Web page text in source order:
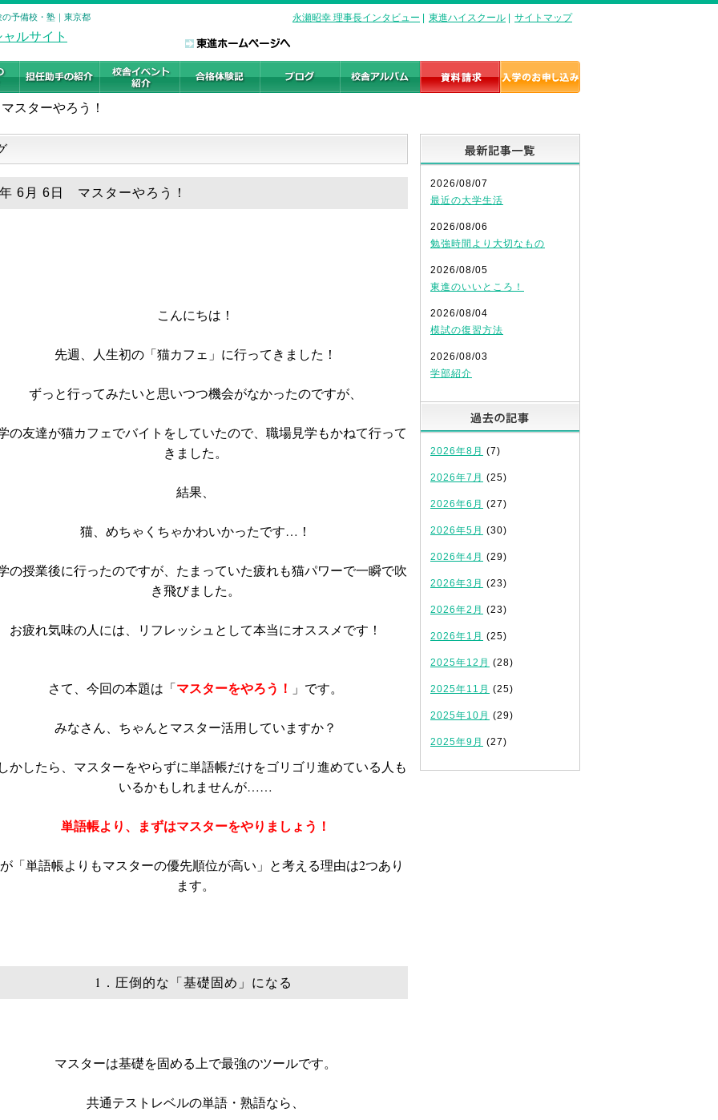
予備校・塾｜東京都 永瀬昭幸 理事長インタビュー 東進ハイスクール サイトマップ
マスターやろう！
6月 6日 マスターやろう！
こんにちは！
先週、人生初の「猫カフェ」に行ってきました！
ずっと行ってみたいと思いつつ機会がなかったのですが、
の友達が猫カフェでバイトをしていたので、 職場見学もかねて行って
きました。
結果、
猫、めちゃくちゃかわいかったです…！
の授業後に行ったのですが、たまっていた疲れも猫パワーで一瞬で吹
き飛びました。
お疲れ気味の人には、リフレッシュとして本当にオススメです！
さて、今回の本題は「マスターをやろう！ 」です。
みなさん、ちゃんとマスター活用していますか？
かしたら、マスターをやらずに単語帳だけをゴリゴリ進めている人も
いるかもしれませんが……
単語帳より、まずはマスターをやりましょう！
「単語帳よりもマスターの優先順位が高い」と考える理由は2つあり
ます。
1．圧倒的な「基礎固め」になる
マスターは基礎を固める上で最強のツールです。
共通テストレベルの単語・熟語なら、
2026/08/07
最近の大学生活
2026/08/06
勉強時間より大切なもの
2026/08/05
東進のいいところ！
2026/08/04
模試の復習方法
2026/08/03
学部紹介
2026年8月 (7)
2026年7月 (25)
2026年6月 (27)
2026年5月 (30)
2026年4月 (29)
2026年3月 (23)
2026年2月 (23)
2026年1月 (25)
2025年12月 (28)
2025年11月 (25)
2025年10月 (29)
2025年9月 (27)